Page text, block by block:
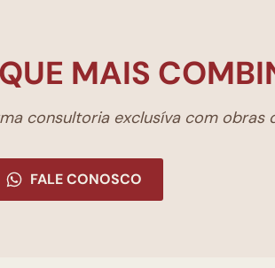
MAIS
consultoria exclusíva com obras
FALE CONOSCO